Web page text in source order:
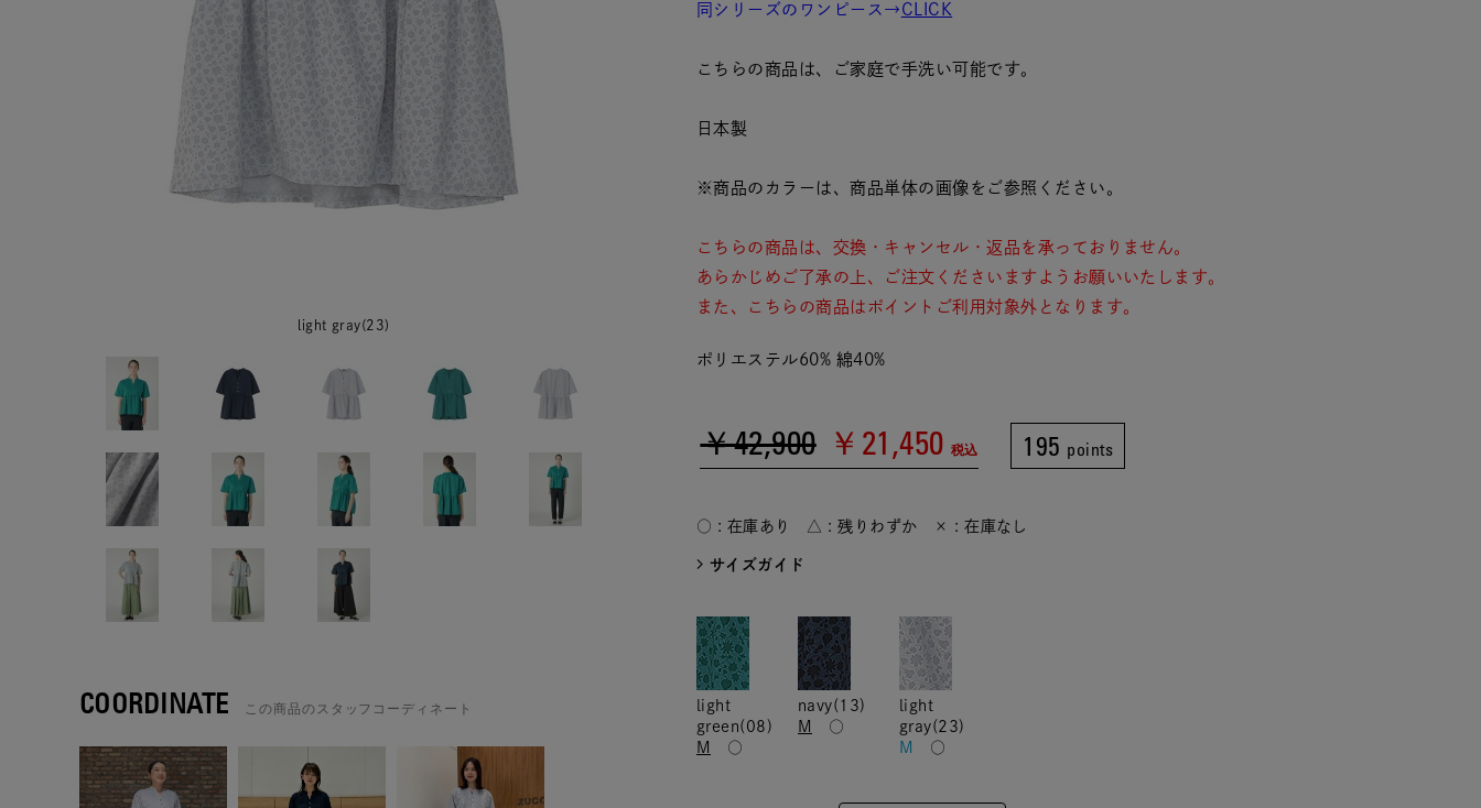
light gray(23)
COORDINATE この商品のスタッフコーディネート
同シリーズのワンピース→ CLICK
こちらの商品は、ご家庭で手洗い可能です。
日本製
※商品のカラーは、商品単体の画像をご参照ください。
こちらの商品は、交換・キャンセル・返品を承っておりません。
あらかじめご了承の上、ご注文くださいますようお願いいたします。
また、こちらの商品はポイントご利用対象外となります。
ポリエステル60% 綿40%
￥42,900 ￥21,450 税込 195 points
○ : 在庫あり △ : 残りわずか × : 在庫なし
サイズガイド
light
green(08)
M
○
navy(13)
M
○
light
gray(23)
M
○